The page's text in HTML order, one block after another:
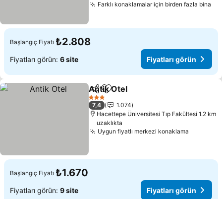
Farklı konaklamalar için birden fazla bina
Başlangıç Fiyatı ₺2.808
Fiyatları görün: 6 site Fiyatları görün
PaylaşFavorilerime ekle
Antik Otel
3 Yıldız
7,4
1.074
Hacettepe Üniversitesi Tıp Fakültesi 1.2 km
uzaklıkta
Uygun fiyatlı merkezi konaklama
Başlangıç Fiyatı ₺1.670
Fiyatları görün: 9 site Fiyatları görün